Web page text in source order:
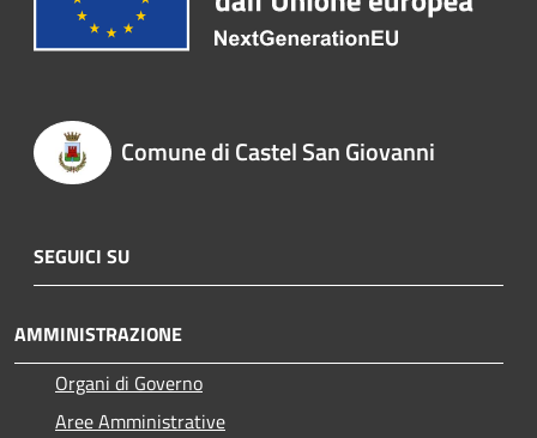
Comune di Castel San Giovanni
SEGUICI SU
AMMINISTRAZIONE
Organi di Governo
Aree Amministrative